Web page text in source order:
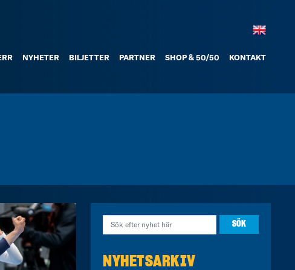
NYHETER BILJETTER PARTNER SHOP & 50/50 KONTAKT
NYHETSARKIV